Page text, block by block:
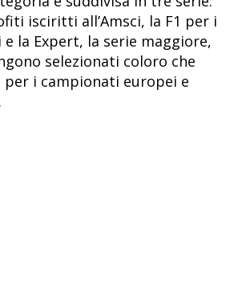
isciritti all’Amsci, la F1 per i
la Expert, la serie maggiore,
selezionati coloro che
per i campionati europei e